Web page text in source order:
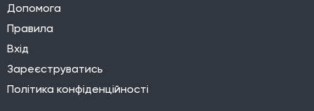
Допомога
Правила
Вхід
Зареєструватись
Політика конфіденційності